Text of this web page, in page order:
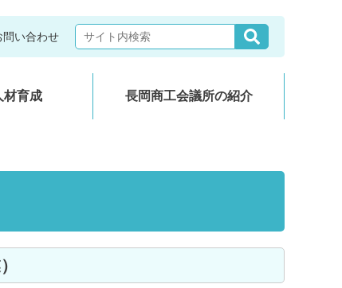
問い合わせ
材育成 長岡商工会議所の紹介